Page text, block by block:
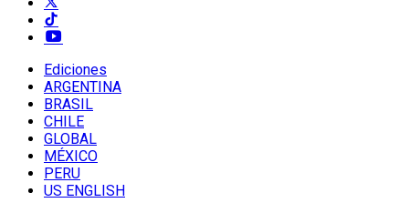
Ediciones
ARGENTINA
BRASIL
CHILE
GLOBAL
MÉXICO
PERU
US ENGLISH